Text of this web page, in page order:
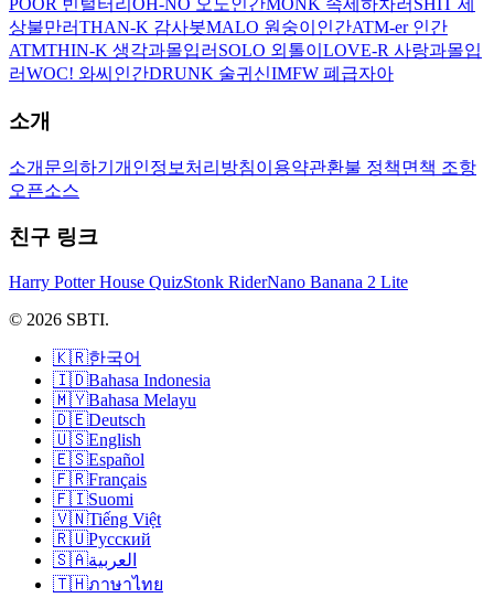
POOR 빈털터리 OH-NO 오노인간MONK 속세하차러 SHIT 세
상불만러THAN-K 감사봇MALO 원숭이인간ATM-er 인간
ATMTHIN-K 생각과몰입러 SOLO 외톨이 LOVE-R 사랑과몰입
러WOC! 와씨인간DRUNK 술귀신IMFW 폐급자아
소개
소개 문의하기 개인정보처리방침이용약관환불 정책 면책 조항
오픈소스
친구 링크
Harry Potter House QuizStonk RiderNano Banana 2 Lite
© 2026 SBTI.
🇰🇷한국어
🇮🇩Bahasa Indonesia
🇲🇾Bahasa Melayu
🇩🇪Deutsch
🇺🇸English
🇪🇸Español
🇫🇷Français
🇫🇮Suomi
🇻🇳Tiếng Việt
🇷🇺Русский
🇸🇦العربية
🇹🇭ภาษาไทย